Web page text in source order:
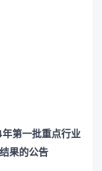
第一批重点行业
果的公告